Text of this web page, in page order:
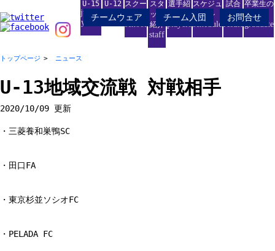
チームウェア チーム入団 お問合せ
U-15
junior
youth
U-12
junior
スクー
ル
school
スタ
ッフ
紹介
staff
選手紹
players
スケジュ
ール
schedule
試合
結果
result
卒業生の
進路
graduate
トップページ ニュース
U-13地域交流戦 対戦相手
2020/10/09 更新
・三菱養和巣鴨SC
・田口FA
・東京杉並ソシオFC
・PELADA FC